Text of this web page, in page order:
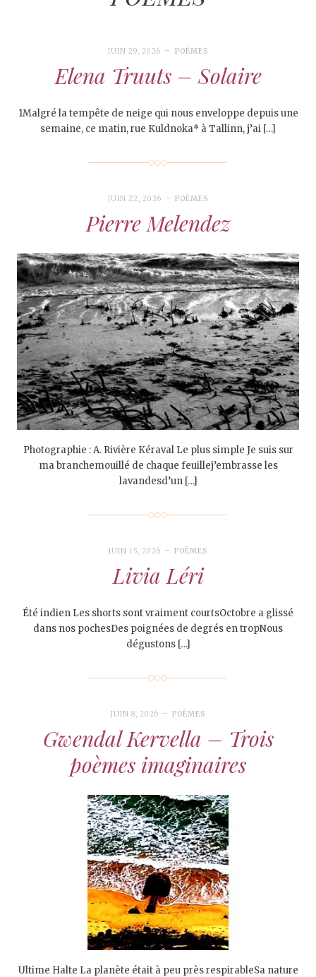
JUIN 29, 2026 POÈMES
Elena Truuts – Solaire
1Malgré la tempête de neige qui nous enveloppe depuis une
semaine, ce matin, rue Kuldnoka* à Tallinn, j’ai […]
JUIN 22, 2026 POÈMES
Pierre Melendez
Photographie : A. Rivière Kéraval Le plus simple Je suis sur
ma branchemouillé de chaque feuillej’embrasse les
lavandesd’un […]
JUIN 15, 2026 POÈMES
Livia Léri
Été indien Les shorts sont vraiment courtsOctobre a glissé
dans nos pochesDes poignées de degrés en tropNous
dégustons […]
JUIN 8, 2026 POÈMES
Gwendal Kervella – Trois
poèmes imaginaires
Ultime Halte La planète était à peu près respirableSa nature